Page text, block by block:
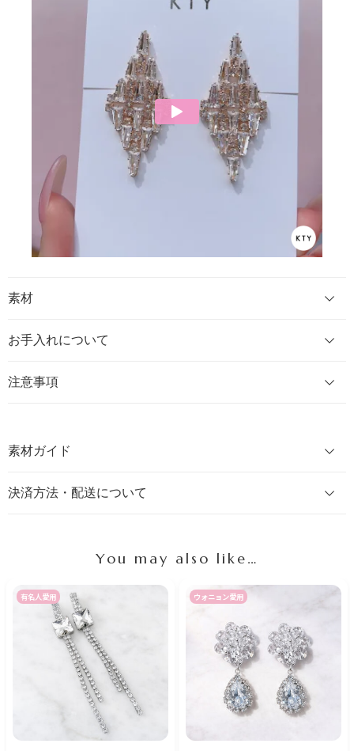
素材
お手入れについて
注意事項
素材ガイド
決済方法・配送について
You may also like…
有名人愛用 ウォニョン愛用